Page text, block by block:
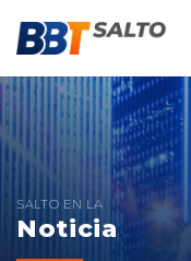
SALTO EN LA
Noticia